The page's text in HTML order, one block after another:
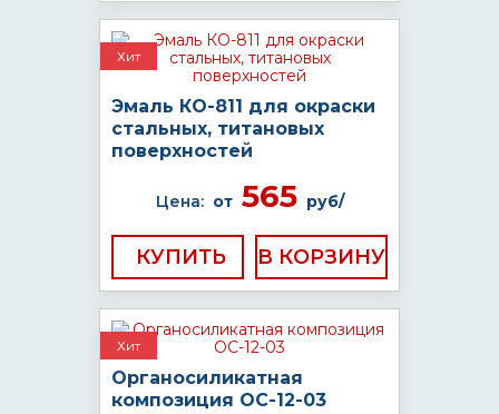
Хит
Эмаль КО-811 для окраски
стальных, титановых
поверхностей
Цена: от565 руб/
КУПИТЬ
Хит
Органосиликатная
композиция ОС-12-03